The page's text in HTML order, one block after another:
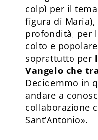
colpì per il
figura di Maria),
profondità, per
colto e
soprattutto per
Vangelo che
Decidemmo in
andare a
collaborazione
Sant’Antonio».